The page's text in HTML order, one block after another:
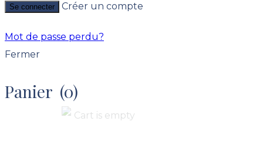
Se connecter Créer un compte
Mot de passe perdu?
Fermer
Panier (0)